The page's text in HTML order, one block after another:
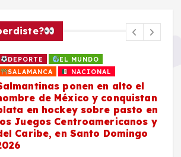
DEPORTE
EL MUNDO
SALAMANCA
NACIONAL
ponen en alto el
de México y conquistan
en hockey sobre pasto en
Juegos Centroamericanos y
Caribe, en Santo Domingo